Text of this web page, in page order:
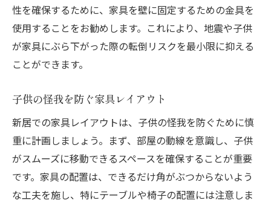
性を確保するために、家具を壁に固定するための金具を
使用することをお勧めします。これにより、地震や子供
が家具にぶら下がった際の転倒リスクを最小限に抑える
ことができます。
子供の怪我を防ぐ家具レイアウト
新居での家具レイアウトは、子供の怪我を防ぐために慎
重に計画しましょう。まず、部屋の動線を意識し、子供
がスムーズに移動できるスペースを確保することが重要
です。家具の配置は、できるだけ角がぶつからないよう
な工夫を施し、特にテーブルや椅子の配置には注意しま